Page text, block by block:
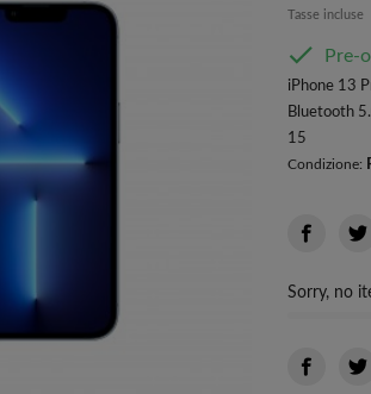
Tasse incluse
 Pre-
iPhone 13
Bluetooth
15
Condizione:
Sorry, no